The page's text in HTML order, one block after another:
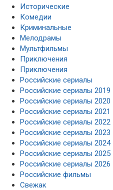
Исторические
Комедии
Криминальные
Мелодрамы
Мультфильмы
Приключения
Приключения
Российские сериалы
Российские сериалы 2019
Российские сериалы 2020
Российские сериалы 2021
Российские сериалы 2022
Российские сериалы 2023
Российские сериалы 2024
Российские сериалы 2025
Российские сериалы 2026
Российские фильмы
Свежак